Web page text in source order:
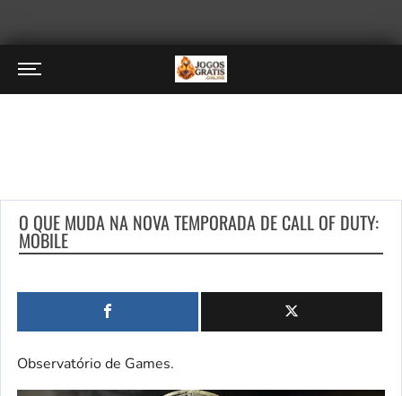
O QUE MUDA NA NOVA TEMPORADA DE CALL OF DUTY:
MOBILE
Observatório de Games.